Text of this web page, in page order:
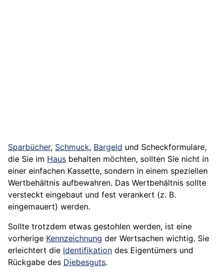
Sparbücher, Schmuck, Bargeld und Scheckformulare,
die Sie im Haus behalten möchten, sollten Sie nicht in
einer einfachen Kassette, sondern in einem speziellen
Wertbehältnis aufbewahren. Das Wertbehältnis sollte
versteckt eingebaut und fest verankert (z. B.
eingemauert) werden.
Sollte trotzdem etwas gestohlen werden, ist eine
vorherige Kennzeichnung der Wertsachen wichtig. Sie
erleichtert die Identifikation des Eigentümers und
Rückgabe des Diebesguts.